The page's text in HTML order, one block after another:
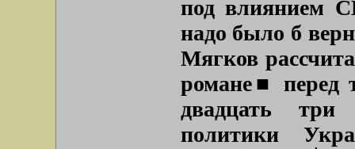
под влиянием
надо было б
Мягков
романе■ перед
двадцать три
политики